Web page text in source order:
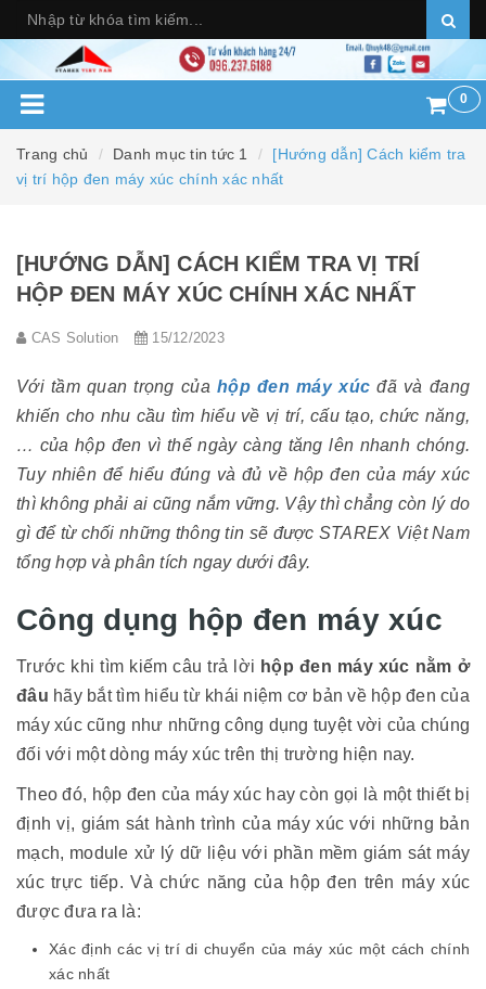
0
Trang chủ Danh mục tin tức 1
[Hướng dẫn] Cách kiểm tra
vị trí hộp đen máy xúc chính xác nhất
[HƯỚNG DẪN] CÁCH KIỂM TRA VỊ TRÍ
HỘP ĐEN MÁY XÚC CHÍNH XÁC NHẤT
CAS Solution 15/12/2023
Với tầm quan trọng củahộp đen máy xúc đã và đang
khiến cho nhu cầu tìm hiểu về vị trí, cấu tạo, chức năng,
… của hộp đen vì thế ngày càng tăng lên nhanh chóng.
Tuy nhiên để hiểu đúng và đủ về hộp đen của máy xúc
thì không phải ai cũng nắm vững. Vậy thì chẳng còn lý do
gì để từ chối những thông tin sẽ được STAREX Việt Nam
tổng hợp và phân tích ngay dưới đây.
Công dụng hộp đen máy xúc
Trước khi tìm kiếm câu trả lời hộp đen máy xúc nằm ở
đâu hãy bắt tìm hiểu từ khái niệm cơ bản về hộp đen của
máy xúc cũng như những công dụng tuyệt vời của chúng
đối với một dòng máy xúc trên thị trường hiện nay.
Theo đó, hộp đen của máy xúc hay còn gọi là một thiết bị
định vị, giám sát hành trình của máy xúc với những bản
mạch, module xử lý dữ liệu với phần mềm giám sát máy
xúc trực tiếp. Và chức năng của hộp đen trên máy xúc
được đưa ra là:
Xác định các vị trí di chuyển của máy xúc một cách chính
xác nhất